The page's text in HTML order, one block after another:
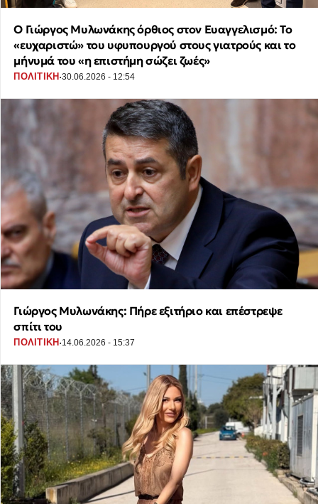
Ο Γιώργος Μυλωνάκης όρθιος στον Ευαγγελισμό: Το
«ευχαριστώ» του υφυπουργού στους γιατρούς και το
μήνυμά του «η επιστήμη σώζει ζωές»
ΠΟΛΙΤΙΚΗ ·30.06.2026 - 12:54
Γιώργος Μυλωνάκης: Πήρε εξιτήριο και επέστρεψε
σπίτι του
ΠΟΛΙΤΙΚΗ ·14.06.2026 - 15:37